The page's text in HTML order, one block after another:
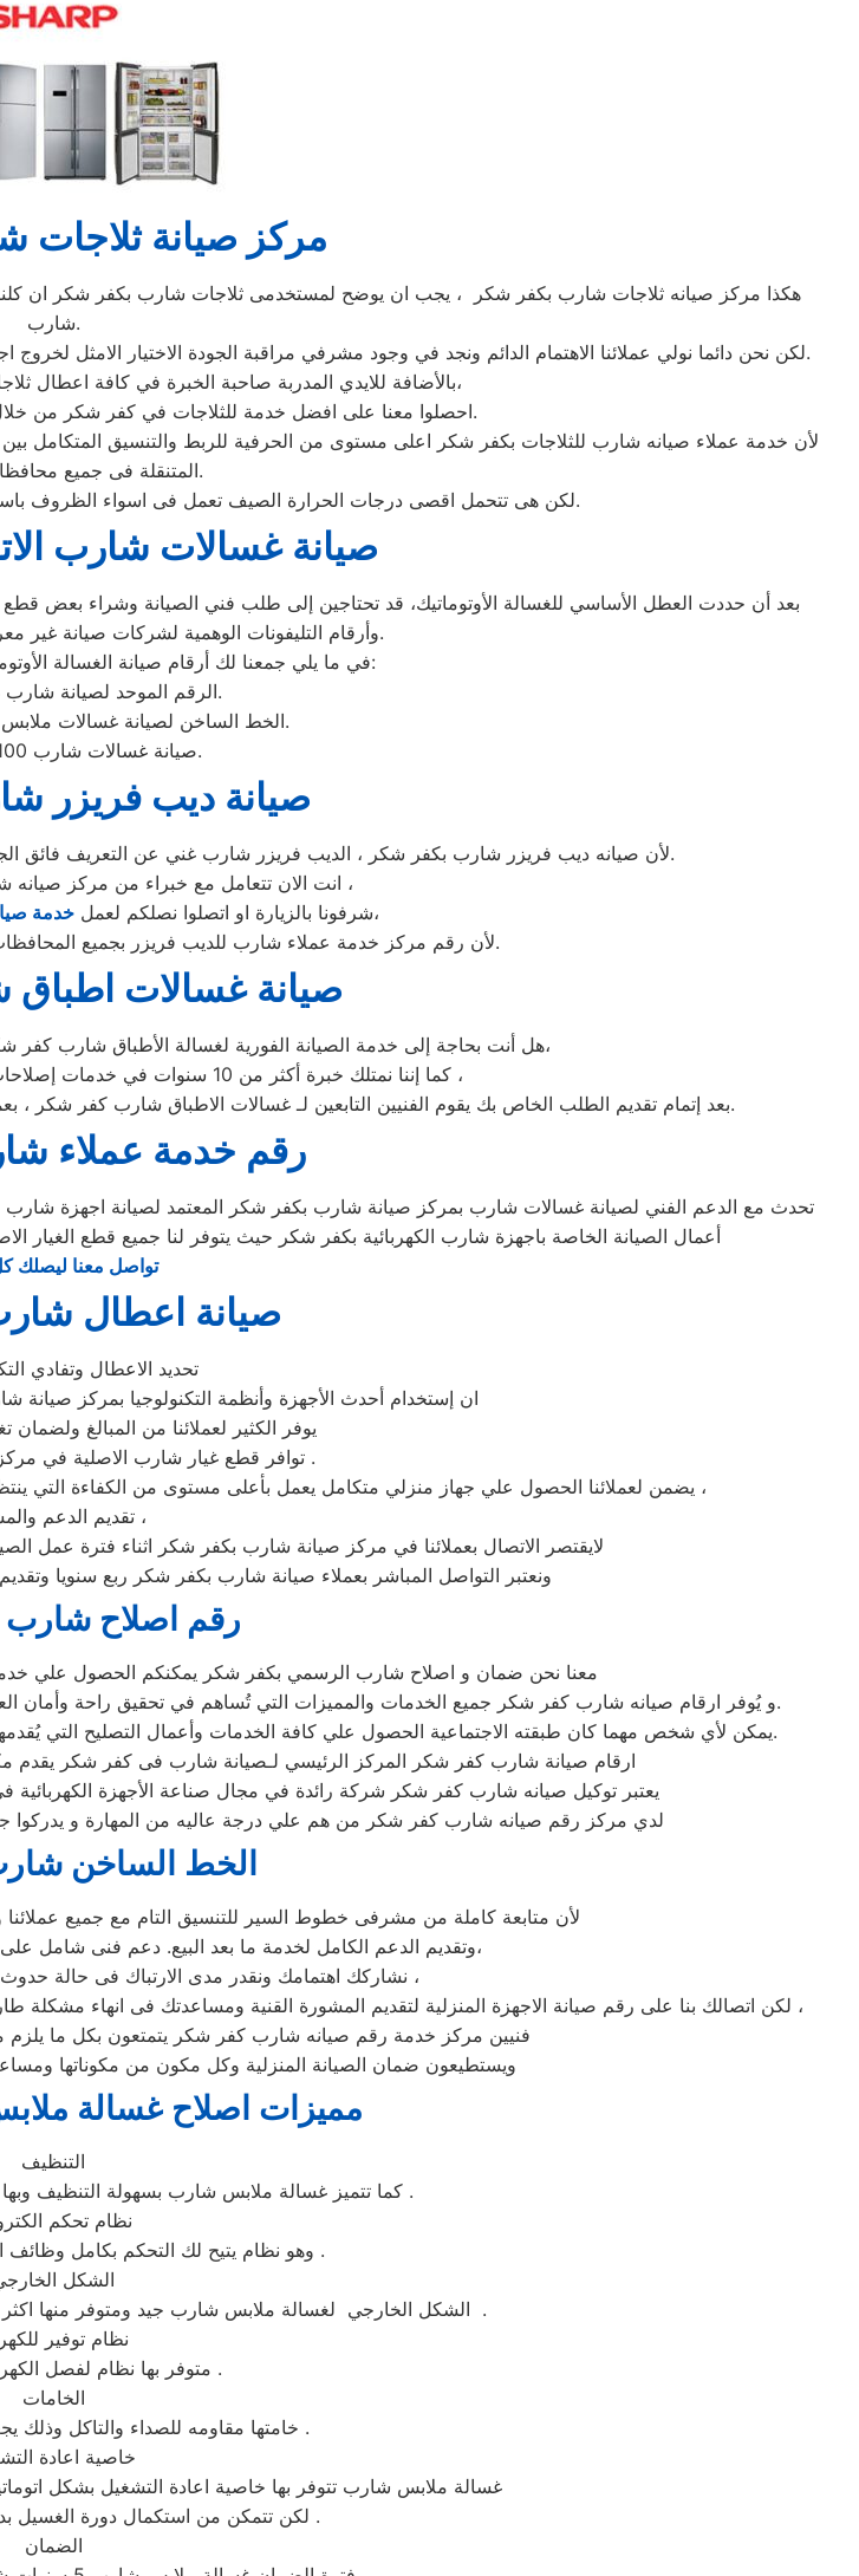
مركز صيانة ثلاجات
هكذا مركز صيانه ثلاجات شارب بكفر شكر ، يجب ان يوضح لمستخدمى ثلاجات شارب بكفر شكر ان كلنا
شارب.
لكن نحن دائما نولي عملائنا الاهتمام الدائم ونجد في وجود مشرفي مراقبة الجودة الاختيار الامثل لخروج اجهزة الثلاجات سواء من مركز الصيانه لثلاجات شارب المعتمد بكفر شكر او من منزل العميل.
بالأضافة للايدي المدربة صاحبة الخبرة في كافة اعطال ثلاجات شارب بجميع موديلاتها القديم منها والحديث،
احصلوا معنا على افضل خدمة للثلاجات في كفر شكر من خلال رقم مركز صيانه شارب المعتمد في كفر شكر.
لأن خدمة عملاء صيانه شارب للثلاجات بكفر شكر اعلى مستوى من الحرفية للربط والتنسيق المتكامل
المتنقلة فى جميع محافظات كفر شكر.
لكن هى تتحمل اقصى درجات الحرارة الصيف تعمل فى اسواء الظروف باستمرارية فى التشغيل المتواصل حيث لا يضاهيها اى ثلاجات اخر.
صيانة غسالات شارب
بعد أن حددت العطل الأساسي للغسالة الأوتوماتيك، قد تحتاجين إلى طلب فني الصيانة وشراء بعض قطع
وأرقام التليفونات الوهمية لشركات صيانة غير معروفة، ما قد يعرضك لعمليات النصب.
في ما يلي جمعنا لك أرقام صيانة الغسالة الأوتوماتيك لأشهر الماركات في كفر شكر:
الرقم الموحد لصيانة شارب 01010916814.
الخط الساخن لصيانة غسالات ملابس شارب 01210999852.
صيانة غسالات شارب 01096922100.
صيانة ديب فريزر
لأن صيانه ديب فريزر شارب بكفر شكر ، الديب فريزر شارب غني عن التعريف فائق الجودة دائما ما تبهرنا بموديلات فريدة و مختلفة التقنية عن مثيلاتها انها شارب.
انت الان تتعامل مع خبراء من مركز صيانه شارب للديب فريزر في كفر شكر ،
شرفونا بالزيارة او اتصلوا نصلكم لعملخدمة
و بصيانة الفورية،
لأن رقم مركز خدمة عملاء شارب للديب فريزر بجميع المحافظات اتصلوا الان مركز صيانه شارب كفر شكر مباشرة.
صيانة غسالات
هل أنت بحاجة إلى خدمة الصيانة الفورية لغسالة الأطباق شارب كفر شكر لديك؟ نحن نمنحك خدمة الصيانة الفورية التي ترغب بها،
كما إننا نمتلك خبرة أكثر من 10 سنوات في خدمات إصلاحات كافة أنواع غسالات الأطباق شارب كفر شكر ،
بعد إتمام تقديم الطلب الخاص بك يقوم الفنيين التابعين لـ غسالات الاطباق شارب كفر شكر ، بعمل معاينة بالمنزل لتحديد العطل، ثم القيام بإصلاحه دون سحب الجهاز إلى التوكيل.
رقم خدمة عملاء
تحدث مع الدعم الفني لصيانة غسالات شارب بمركز صيانة شارب بكفر شكر المعتمد لصيانة اجهزة شارب
أعمال الصيانة الخاصة باجهزة شارب الكهربائية بكفر شكر حيث يتوفر لنا جميع قطع
تواصل معنا ليصلك
صيانة اعطال
تحديد الاعطال وتفادي
ان إستخدام أحدث الأجهزة وأنظمة التكنولوجيا بمركز صيانة
يوفر الكثير لعملائنا من المبالغ ولضمان
» توافر قطع غيار شارب الاصلية في مركز صيانة شارب بكفر شكر .
يضمن لعملائنا الحصول علي جهاز منزلي متكامل يعمل بأعلى مستوى من الكفاءة التي ينتظرها عملائنا ولتعزيز الثقة في مركز صيانة شارب كفر شكر المعتمد بكفر شكر ،
تقديم الدعم والمشورة ،
لايقتصر الاتصال بعملائنا في مركز صيانة شارب بكفر شكر اثناء فترة عمل
ونعتبر التواصل المباشر بعملاء صيانة شارب بكفر شكر ربع سنويا
رقم اصلاح شارب
معنا نحن ضمان و اصلاح شارب الرسمي بكفر شكر يمكنكم الحصول علي خدمات
و يُوفر ارقام صيانه شارب كفر شكر جميع الخدمات والمميزات التي تُساهم في تحقيق راحة وأمان العملاء من خلال تخفيض أسعار تلك الخدمات والبُعد التام عن التكاليف المالية باهظة الثمن.
يمكن لأي شخص مهما كان طبقته الاجتماعية الحصول علي كافة الخدمات وأعمال التصليح التي يُقدمها توكيل ميكروويف شارب المُدعمة بباقات من الخصومات والعروض التي ليس لها مثيل.
ارقام صيانة شارب كفر شكر المركز الرئيسي لـصيانة شارب فى كفر شكر يقدم
يعتبر توكيل صيانه شارب كفر شكر شركة رائدة في مجال صناعة الأجهزة
لدي مركز رقم صيانه شارب كفر شكر من هم علي درجة عاليه من المهارة و يدركوا
الخط الساخن
لأن متابعة كاملة من مشرفى خطوط السير للتنسيق التام مع جميع
وتقديم الدعم الكامل لخدمة ما بعد البيع. دعم فنى شامل على مدار اليوم من خدمة عملاء شارب فى كفر شكر،
نشاركك اهتمامك ونقدر مدى الارتباك فى حالة حدوث خلل او عطل فى ايا من اجهزتنا المنزلية ،
لكن اتصالك بنا على رقم صيانة الاجهزة المنزلية لتقديم المشورة القنية ومساعدتك فى انهاء مشكلة طارئة او عطل بسيط هو امر نقدره تمام ونقدم لك الحلول الممكنة والمساعدة قدر المستطاع ،
فنيين مركز خدمة رقم صيانه شارب كفر شكر يتمتعون بكل ما يلزم من
ويستطيعون ضمان الصيانة المنزلية وكل مكون من مكوناتها
مميزات اصلاح غسالة
التنظيف
كما تتميز غسالة ملابس شارب بسهولة التنظيف وبها خاصة التنظيف الذاتي للحله بعد الغسيل .
نظام تحكم
وهو نظام يتيح لك التحكم بكامل وظائف الغساله بنظام الكتروني ذكي .
الشكل
الشكل الخارجي لغسالة ملابس شارب جيد ومتوفر منها اكثر من لون مثل ابيض واسود وسيلفر لتناسب الجميع .
نظام توفير
متوفر بها نظام لفصل الكهرباء كل 15 ثانيه .
الخامات
خامتها مقاومه للصداء والتاكل وذلك يجعل العمر الافتراضي اطول .
خاصية اعادة
غسالة ملابس شارب تتوفر بها خاصية اعادة التشغيل بشكل
لكن تتمكن من استكمال دورة الغسيل بدون اعاده للدوره مره اخرى .
الضمان